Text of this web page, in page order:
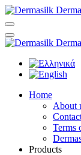
Home
About
Terms
Products